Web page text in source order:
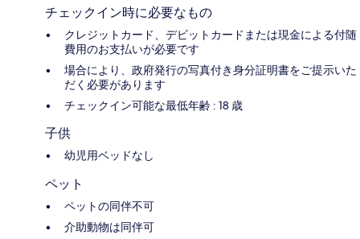
チェックイン時に必要なもの
クレジットカード、デビットカードまたは現金による付随
費用のお支払いが必要です
場合により、政府発行の写真付き身分証明書をご提示いた
だく必要があります
チェックイン可能な最低年齢 : 18 歳
子供
幼児用ベッドなし
ペット
ペットの同伴不可
介助動物は同伴可